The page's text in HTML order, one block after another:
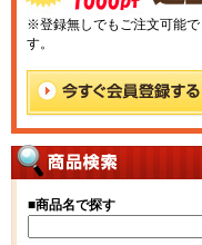
※登録無しでもご注文可能で
す。
■商品名で探す